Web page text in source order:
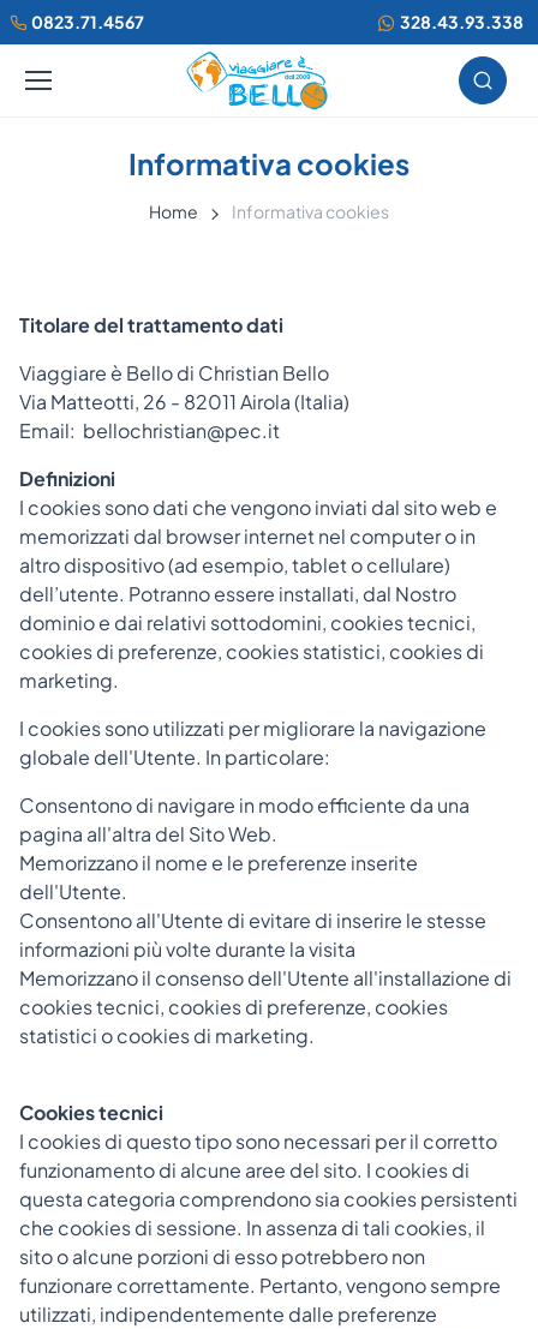
0823.71.4567 328.43.93.338
Informativa cookies
Home Informativa cookies
Titolare del trattamento dati
Viaggiare è Bello di Christian Bello
Via Matteotti, 26 - 82011 Airola (Italia)
Email: bellochristian@pec.it
Definizioni
I cookies sono dati che vengono inviati dal sito web e
memorizzati dal browser internet nel computer o in
altro dispositivo (ad esempio, tablet o cellulare)
dell’utente. Potranno essere installati, dal Nostro
dominio e dai relativi sottodomini, cookies tecnici,
cookies di preferenze, cookies statistici, cookies di
marketing.
I cookies sono utilizzati per migliorare la navigazione
globale dell'Utente. In particolare:
Consentono di navigare in modo efficiente da una
pagina all'altra del Sito Web.
Memorizzano il nome e le preferenze inserite
dell'Utente.
Consentono all'Utente di evitare di inserire le stesse
informazioni più volte durante la visita
Memorizzano il consenso dell'Utente all'installazione di
cookies tecnici, cookies di preferenze, cookies
statistici o cookies di marketing.
Cookies tecnici
I cookies di questo tipo sono necessari per il corretto
funzionamento di alcune aree del sito. I cookies di
questa categoria comprendono sia cookies persistenti
che cookies di sessione. In assenza di tali cookies, il
sito o alcune porzioni di esso potrebbero non
funzionare correttamente. Pertanto, vengono sempre
utilizzati, indipendentemente dalle preferenze